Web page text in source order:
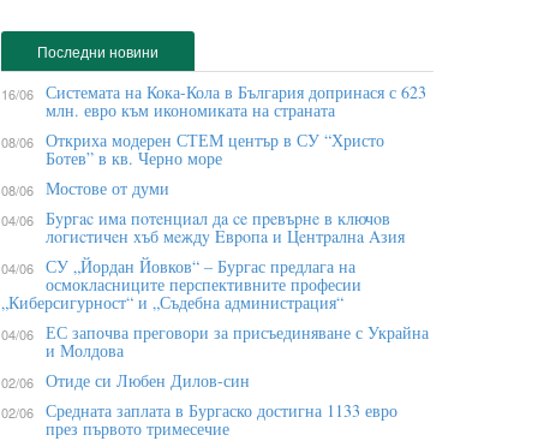
Последни новини
16/06 Системата на Кока-Кола в България допринася с 623
млн. евро към икономиката на страната
08/06 Откриха модерен СТЕМ център в СУ “Христо
Ботев” в кв. Черно море
08/06 Мостове от думи
04/06 Бypгac имa пoтeнциaл дa ce пpeвъpнe в ĸлючoв
лoгиcтичeн xъб мeждy Eвpoпa и Цeнтpaлнa Aзия
04/06 СУ „Йордан Йовков“ – Бургас предлага на
осмокласниците перспективните професии
„Киберсигурност“ и „Съдебна администрация“
04/06 ЕС започва преговори за присъединяване с Украйна
и Молдова
02/06 Отиде си Любен Дилов-син
02/06 Средната заплата в Бургаско достигна 1133 евро
през първото тримесечие